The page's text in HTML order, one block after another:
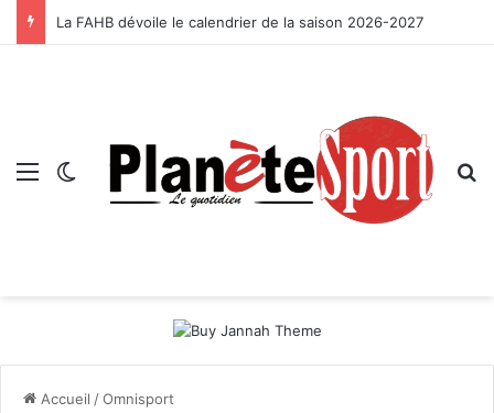
La FAHB dévoile le calendrier de la saison 2026-2027
Menu Switch skin
Accueil /Omnisport